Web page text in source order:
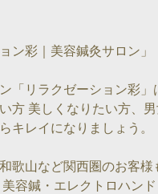
ン彩｜美容鍼灸サロン」
「リラクゼーション彩
方 美しくなりたい方、
キレイになりましょう。
歌山など関西圏のお客
容鍼・エレクトロハン